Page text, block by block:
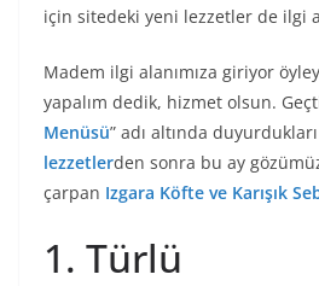
için sitedeki yeni lezzetler de ilgi
Madem ilgi alanımıza giriyor
yapalım dedik, hizmet olsun.
Menüsü” adı altında duyurdukları
lezzetlerden sonra bu ay
çarpan Izgara Köfte ve Karışık
1. Türlü